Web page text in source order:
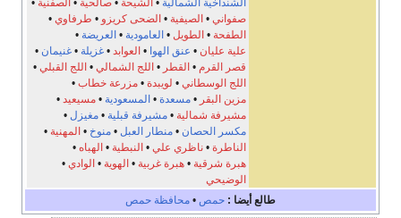
الشنداخية الشمالية • الشيحة •صالحية • الصفنية •
صفواني • الصيفية • الضحى كريزو • طرفاوي •
الطفحة • الطويل • العامودية • العريضة •
علية عليان • عنق الهوا • العوابد •غزيلة •غنيمان •
قصر القرم • القطر • اللج الشمالي • اللج القبلي •
اللج الوسطاني • لويبدة •مزرعة خطاب •
مزين البقر •مسعدة • المسعودية •مسيعيد •
مشيرفة شمالية •مشيرفة قبلية •مغيزل •
مكسر الحصان •منطار العبل •منوخ • المهنية •
الناطرة •ناظري علي • النبطية • الهباه •
هبرة شرقية •هبرة غربية • الهوية • الوادي •
الوضيحي
طالع أيضا : حمص • محافظة حمص